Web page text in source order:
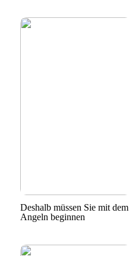
Deshalb müssen Sie mit dem
Angeln beginnen